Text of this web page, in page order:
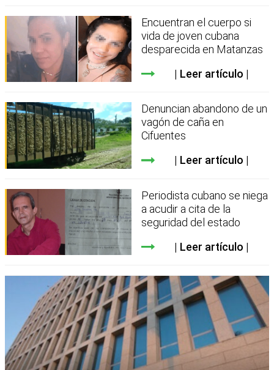
Encuentran el cuerpo si
vida de joven cubana
desparecida en Matanzas
Leer artículo
Denuncian abandono de un
vagón de caña en
Cifuentes
Leer artículo
Periodista cubano se niega
a acudir a cita de la
seguridad del estado
Leer artículo